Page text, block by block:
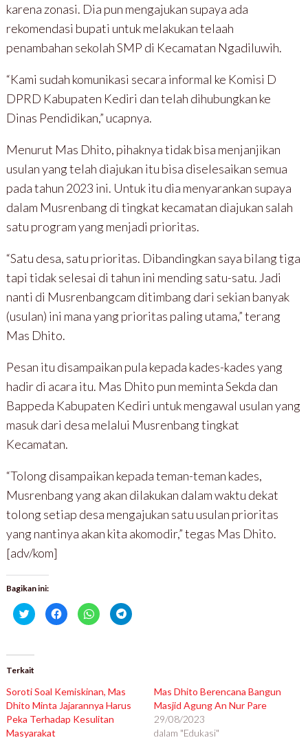
karena zonasi. Dia pun mengajukan supaya ada
rekomendasi bupati untuk melakukan telaah
penambahan sekolah SMP di Kecamatan Ngadiluwih.
“Kami sudah komunikasi secara informal ke Komisi D
DPRD Kabupaten Kediri dan telah dihubungkan ke
Dinas Pendidikan,” ucapnya.
Menurut Mas Dhito, pihaknya tidak bisa menjanjikan
usulan yang telah diajukan itu bisa diselesaikan semua
pada tahun 2023 ini. Untuk itu dia menyarankan supaya
dalam Musrenbang di tingkat kecamatan diajukan salah
satu program yang menjadi prioritas.
“Satu desa, satu prioritas. Dibandingkan saya bilang tiga
tapi tidak selesai di tahun ini mending satu-satu. Jadi
nanti di Musrenbangcam ditimbang dari sekian banyak
(usulan) ini mana yang prioritas paling utama,” terang
Mas Dhito.
Pesan itu disampaikan pula kepada kades-kades yang
hadir di acara itu. Mas Dhito pun meminta Sekda dan
Bappeda Kabupaten Kediri untuk mengawal usulan yang
masuk dari desa melalui Musrenbang tingkat
Kecamatan.
“Tolong disampaikan kepada teman-teman kades,
Musrenbang yang akan dilakukan dalam waktu dekat
tolong setiap desa mengajukan satu usulan prioritas
yang nantinya akan kita akomodir,” tegas Mas Dhito.
[adv/kom]
Bagikan ini:
K
l
n
u
b
e
r
b
a
i
K
l
e
m
b
a
g
K
l
e
r
b
a
K
l
r
b
Terkait
Soroti Soal Kemiskinan, Mas
Dhito Minta Jajarannya Harus
Peka Terhadap Kesulitan
Masyarakat
Mas Dhito Berencana Bangun
Masjid Agung An Nur Pare
29/08/2023
dalam "Edukasi"